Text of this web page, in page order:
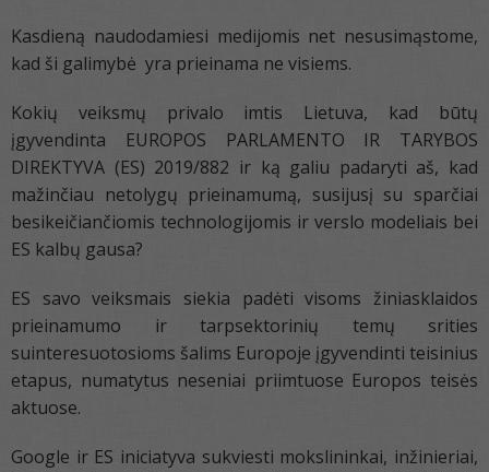
Kasdieną naudodamiesi medijomis net nesusimąstome,
kad ši galimybė yra prieinama ne visiems.
Kokių veiksmų privalo imtis Lietuva, kad būtų
įgyvendinta EUROPOS PARLAMENTO IR TARYBOS
DIREKTYVA (ES) 2019/882 ir ką galiu padaryti aš, kad
mažinčiau netolygų prieinamumą, susijusį su sparčiai
besikeičiančiomis technologijomis ir verslo modeliais bei
ES kalbų gausa?
ES savo veiksmais siekia padėti visoms žiniasklaidos
prieinamumo ir tarpsektorinių temų srities
suinteresuotosioms šalims Europoje įgyvendinti teisinius
etapus, numatytus neseniai priimtuose Europos teisės
aktuose.
Google ir ES iniciatyva sukviesti mokslininkai, inžinieriai,